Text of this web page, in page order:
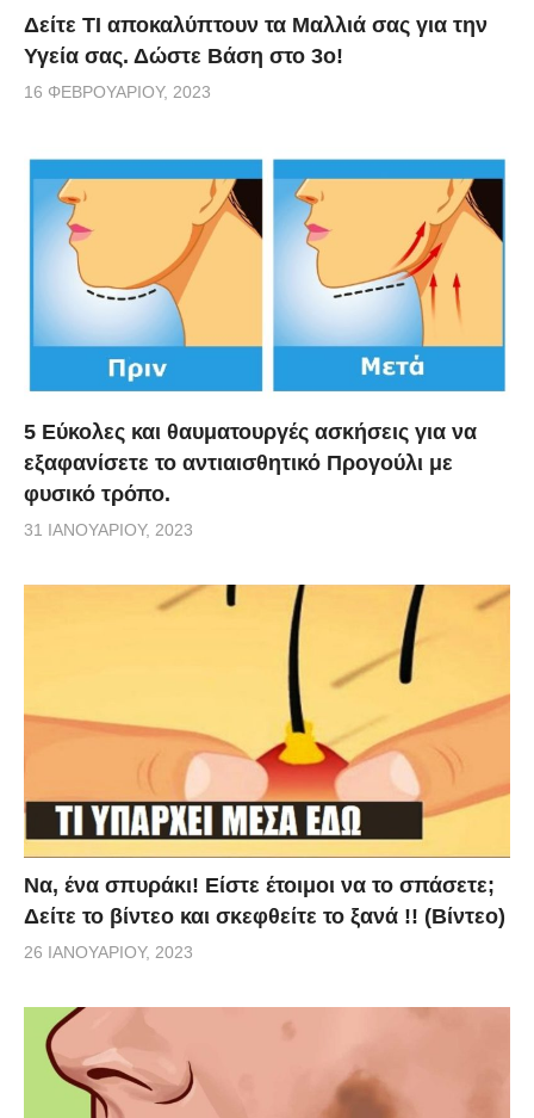
Δείτε ΤΙ αποκαλύπτουν τα Μαλλιά σας για την
Υγεία σας. Δώστε Βάση στο 3ο!
16 ΦΕΒΡΟΥΑΡΊΟΥ, 2023
5 Εύκολες και θαυματουργές ασκήσεις για να
εξαφανίσετε το αντιαισθητικό Προγούλι με
φυσικό τρόπο.
31 ΙΑΝΟΥΑΡΊΟΥ, 2023
Να, ένα σπυράκι! Είστε έτοιμοι να το σπάσετε;
Δείτε το βίντεο και σκεφθείτε το ξανά !! (Βίντεο)
26 ΙΑΝΟΥΑΡΊΟΥ, 2023